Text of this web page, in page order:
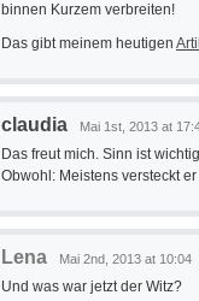
binnen Kurzem verbreiten!
Das gibt meinem heutigen
claudia Mai 1st, 2013 at
Das freut mich. Sinn ist
Obwohl: Meistens versteckt
Lena Mai 2nd, 2013 at 10:04
Und was war jetzt der Witz?